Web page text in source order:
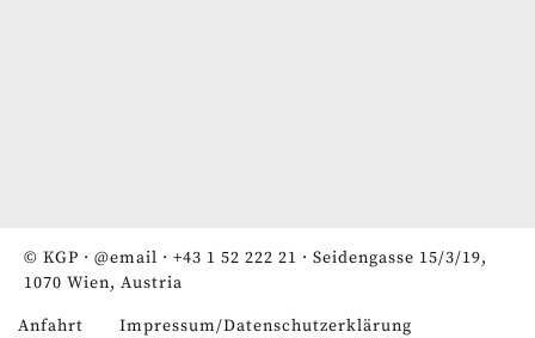
© KGP · @email · +43 1 52 222 21 · Seidengasse 15/3/19,
1070 Wien, Austria
Anfahrt Impressum/Datenschutzerklärung